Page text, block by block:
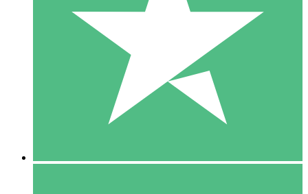
Payez à l'utilisation avec des crédits de téléchargement. Sans
1 Téléchargement
10 00